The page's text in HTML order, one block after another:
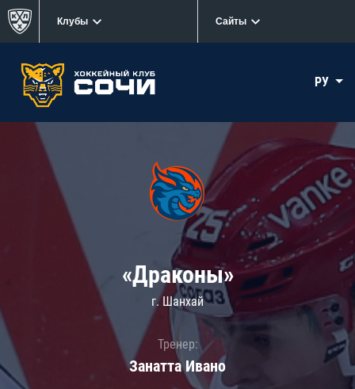
Клубы Сайты
РУ
«Драконы»
г. Шанхай
Тренер:
Занатта Иванo